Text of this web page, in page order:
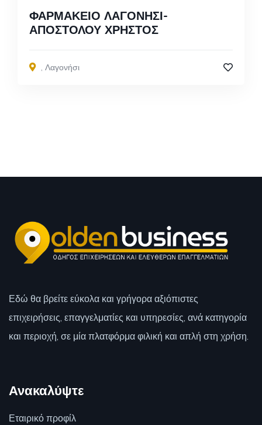
ΦΑΡΜΑΚΕΙΟ ΛΑΓΟΝΗΣΙ-
ΑΠΟΣΤΟΛΟΥ ΧΡΗΣΤΟΣ
, Λαγονήσι
Εδώ θα βρείτε εύκολα και γρήγορα αξιόπιστες
επιχειρήσεις, επαγγελματίες και υπηρεσίες, ανά κατηγορία
και περιοχή, σε μία πλατφόρμα φιλική και απλή στη χρήση.
Ανακαλύψτε
Εταιρικό προφίλ